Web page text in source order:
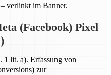
verlinkt im Banner.
(Facebook) Pixel
lit. a). Erfassung von
zur